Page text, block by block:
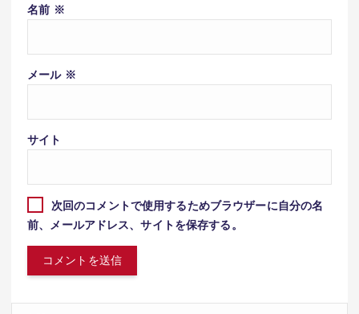
名前 ※
メール ※
サイト
次回のコメントで使用するためブラウザーに自分の名
前、メールアドレス、サイトを保存する。